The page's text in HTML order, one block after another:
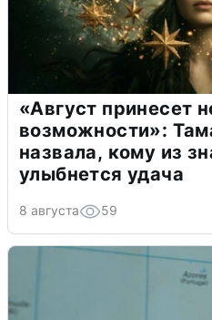
«Август принесет
возможности»:
назвала, кому из
улыбнется удача
8 августа 59